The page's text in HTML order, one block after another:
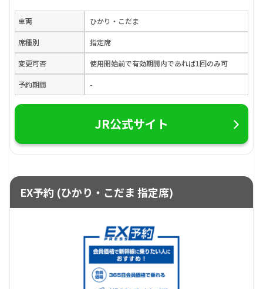
車両 ひかり・こだま
席種別 指定席
変更可否 使用開始前で有効期間内であれば1回のみ可
予約期間 -
JR公式サイト
EX予約 (ひかり・こだま 指定席)